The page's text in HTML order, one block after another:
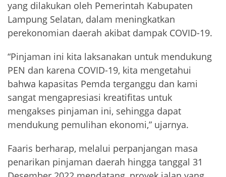
yang dilakukan oleh Pemerintah Kabupaten
Lampung Selatan, dalam meningkatkan
perekonomian daerah akibat dampak COVID-19.
“Pinjaman ini kita laksanakan untuk mendukung
PEN dan karena COVID-19, kita mengetahui
bahwa kapasitas Pemda terganggu dan kami
sangat mengapresiasi kreatifitas untuk
mengakses pinjaman ini, sehingga dapat
mendukung pemulihan ekonomi,” ujarnya.
Faaris berharap, melalui perpanjangan masa
penarikan pinjaman daerah hingga tanggal 31